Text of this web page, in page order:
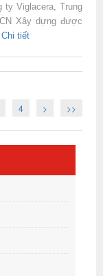
ty Viglacera, Trung
Xây dựng được
Chi tiết
4 > >>